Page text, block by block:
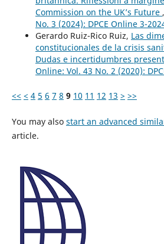
Commission on the UK’s Future ,
No. 3 (2024): DPCE Online 3-
Gerardo Ruiz-Rico Ruiz, Las
constitucionales de la crisis
Dudas e incertidumbres
Online: Vol. 43 No. 2 (2020):
<< < 4 5 6 7 8 9 10 11 12 13 > >>
You may also start an advanced
article.